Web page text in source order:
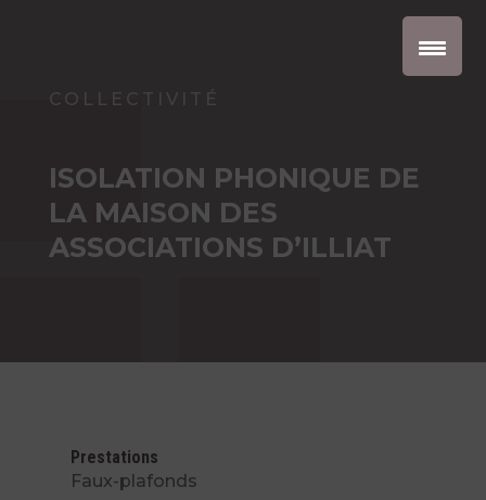
COLLECTIVITÉ
ISOLATION PHONIQUE DE
LA MAISON DES
ASSOCIATIONS D’ILLIAT
Prestations
Faux-plafonds